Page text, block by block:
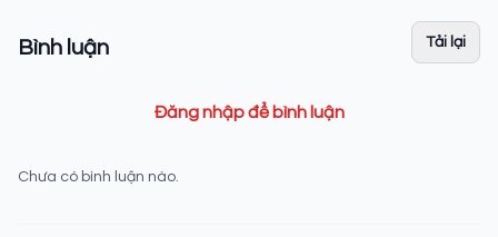
Bình luận Tải lại
Đăng nhập để bình luận
Chưa có bình luận nào.